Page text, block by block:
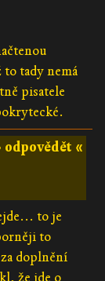
tady nemá
pisatele
odpovědět «
to je
to
doplnění
že jde o